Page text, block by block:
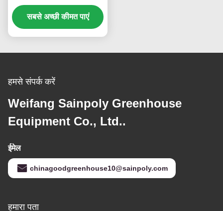
ग्रीनहाउस
सबसे अच्छी कीमत पाएं
हमसे संपर्क करें
Weifang Sainpoly Greenhouse
Equipment Co., Ltd..
ईमेल
chinagoodgreenhouse10@sainpoly.com
हमारा पता